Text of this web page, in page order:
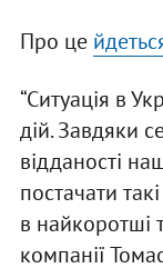
Про це
“Ситуація в
дій. Завдяки
відданості
постачати
в найкоротші
компанії